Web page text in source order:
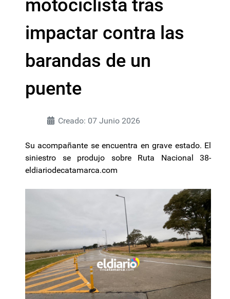
motociclista tras
impactar contra las
barandas de un
puente
Creado: 07 Junio 2026
Su acompañante se encuentra en grave estado. El
siniestro se produjo sobre Ruta Nacional 38-
eldiariodecatamarca.com